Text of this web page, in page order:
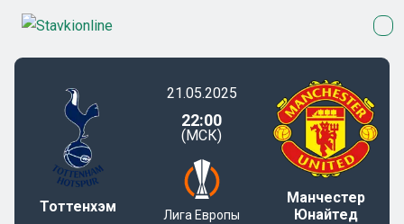
Тоттенхэм
21.05.2025
22:00
(МСК)
Лига Европы
Манчестер
Юнайтед